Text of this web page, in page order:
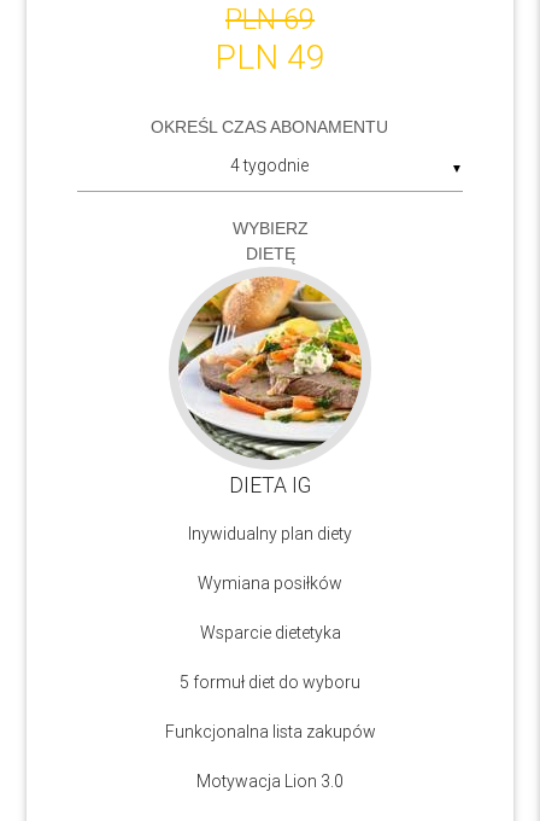
PLN 69
PLN 49
OKREŚL CZAS ABONAMENTU
▼
WYBIERZ
DIETĘ
DIETA IG
Inywidualny plan diety
Wymiana posiłków
Wsparcie dietetyka
5 formuł diet do wyboru
Funkcjonalna lista zakupów
Motywacja Lion 3.0